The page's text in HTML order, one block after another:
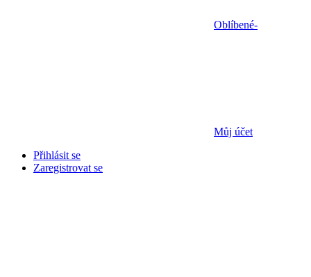
Oblíbené-
Můj účet
Přihlásit se
Zaregistrovat se